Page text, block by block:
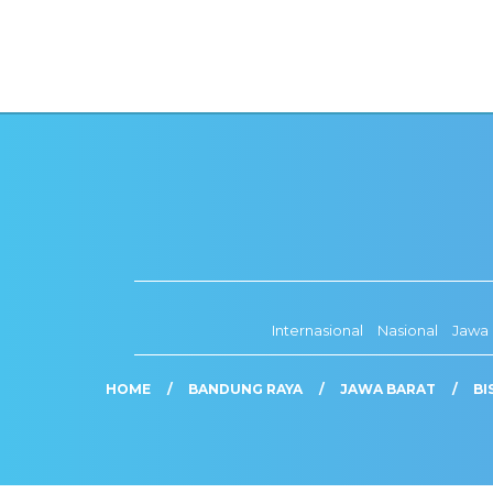
Internasional Nasional Jawa
HOME BANDUNG RAYA JAWA BARAT